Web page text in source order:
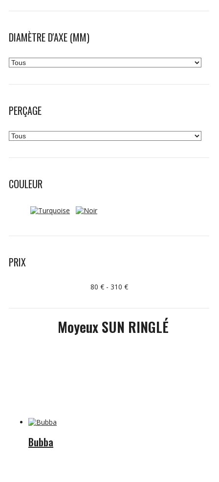
DIAMÈTRE D'AXE (MM)
PERÇAGE
COULEUR
PRIX
80 € - 310 €
Moyeux SUN RINGLÉ
Bubba